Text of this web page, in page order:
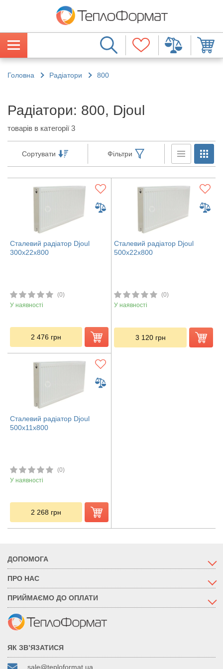
Головна Радіатори 800
Радіатори: 800, Djoul
товарів в категорії 3
Сортувати Фільтри
Сталевий радіатор Djoul
300х22х800
(0)
У наявності
2 476 грн
Сталевий радіатор Djoul
500х22х800
(0)
У наявності
3 120 грн
Сталевий радіатор Djoul
500х11х800
(0)
У наявності
2 268 грн
ДОПОМОГА
ПРО НАС
ПРИЙМАЄМО ДО ОПЛАТИ
ЯК ЗВ’ЯЗАТИСЯ
sale@teploformat.ua